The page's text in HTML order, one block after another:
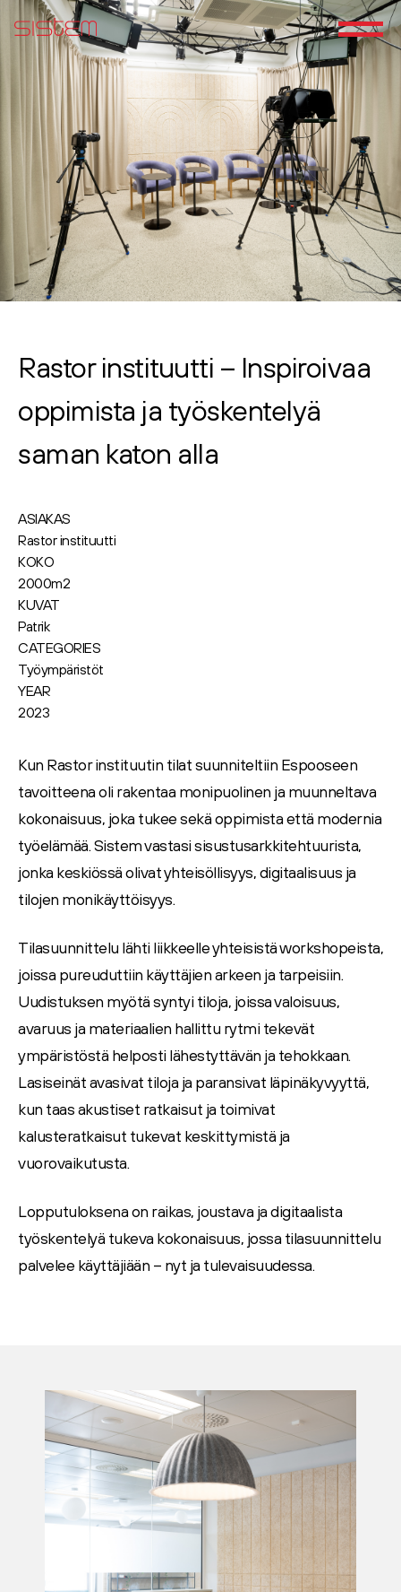
Rastor instituutti – Inspiroivaa
oppimista ja työskentelyä
saman katon alla
ASIAKAS
Rastor instituutti
KOKO
2000m2
KUVAT
Patrik
CATEGORIES
Työympäristöt
YEAR
2023
Kun Rastor instituutin tilat suunniteltiin Espooseen
tavoitteena oli rakentaa monipuolinen ja muunneltava
kokonaisuus, joka tukee sekä oppimista että modernia
työelämää. Sistem vastasi sisustusarkkitehtuurista,
jonka keskiössä olivat yhteisöllisyys, digitaalisuus ja
tilojen monikäyttöisyys.
Tilasuunnittelu lähti liikkeelle yhteisistä workshopeista,
joissa pureuduttiin käyttäjien arkeen ja tarpeisiin.
Uudistuksen myötä syntyi tiloja, joissa valoisuus,
avaruus ja materiaalien hallittu rytmi tekevät
ympäristöstä helposti lähestyttävän ja tehokkaan.
Lasiseinät avasivat tiloja ja paransivat läpinäkyvyyttä,
kun taas akustiset ratkaisut ja toimivat
kalusteratkaisut tukevat keskittymistä ja
vuorovaikutusta.
Lopputuloksena on raikas, joustava ja digitaalista
työskentelyä tukeva kokonaisuus, jossa tilasuunnittelu
palvelee käyttäjiään – nyt ja tulevaisuudessa.